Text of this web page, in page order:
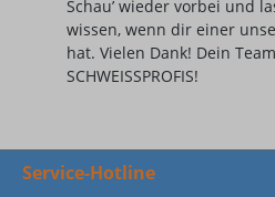
Schau’ wieder vorbei und
wissen, wenn dir einer
hat. Vielen Dank! Dein
SCHWEISSPROFIS!
Service-Hotline